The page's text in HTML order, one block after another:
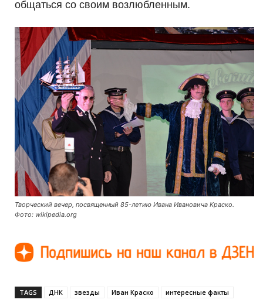
общаться со своим возлюбленным.
Творческий вечер, посвященный 85-летию Ивана Ивановича Краско.
Фото: wikipedia.org
TAGS ДНК звезды Иван Краско
интересные факты